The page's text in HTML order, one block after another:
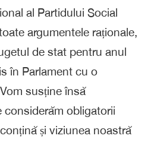
al Partidului Social
argumentele raționale,
de stat pentru anul
în Parlament cu o
susține însă
considerăm obligatorii
și viziunea noastră